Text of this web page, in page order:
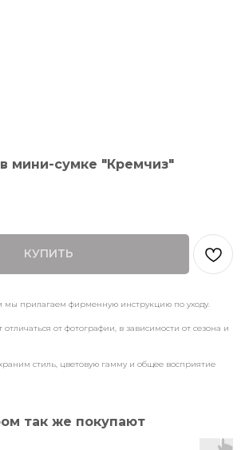
мини-сумке "Кремчиз"
КУПИТЬ
прилагаем фирменную инструкцию по уходу.
от фотографии, в зависимости от сезона и
стиль, цветовую гамму и общее восприятие
так же покупают